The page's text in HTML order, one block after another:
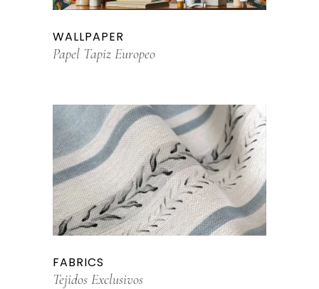
WALLPAPER
Papel Tapiz Europeo
FABRICS
Tejidos Exclusivos